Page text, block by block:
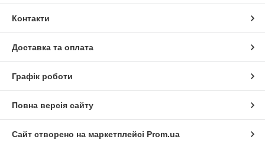
Контакти
Доставка та оплата
Графік роботи
Повна версія сайту
Сайт створено на маркетплейсі Prom.ua